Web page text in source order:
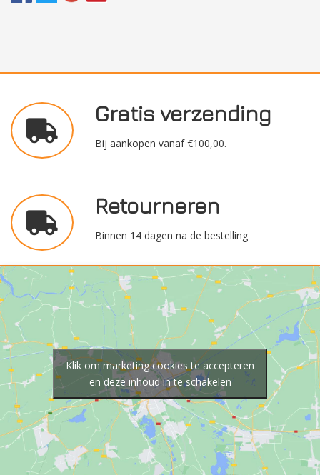
Gratis verzending
Bij aankopen vanaf €100,00.
Retourneren
Binnen 14 dagen na de bestelling
Klik om marketing cookies te accepteren
en deze inhoud in te schakelen